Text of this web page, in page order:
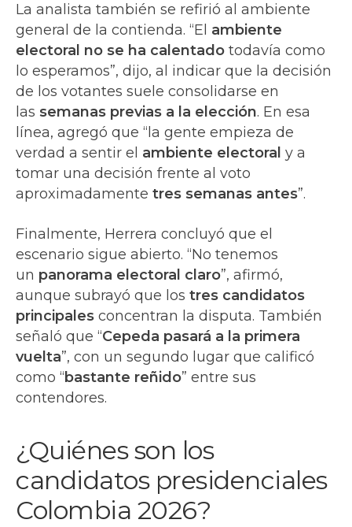
La analista también se refirió al ambiente
general de la contienda. “El ambiente
electoral no se ha calentado todavía como
lo esperamos”, dijo, al indicar que la decisión
de los votantes suele consolidarse en
las semanas previas a la elección. En esa
línea, agregó que “la gente empieza de
verdad a sentir el ambiente electoral y a
tomar una decisión frente al voto
aproximadamente tres semanas antes”.
Finalmente, Herrera concluyó que el
escenario sigue abierto. “No tenemos
un panorama electoral claro”, afirmó,
aunque subrayó que los tres candidatos
principales concentran la disputa. También
señaló que “Cepeda pasará a la primera
vuelta”, con un segundo lugar que calificó
como “bastante reñido” entre sus
contendores.
¿Quiénes son los
candidatos presidenciales
Colombia 2026?